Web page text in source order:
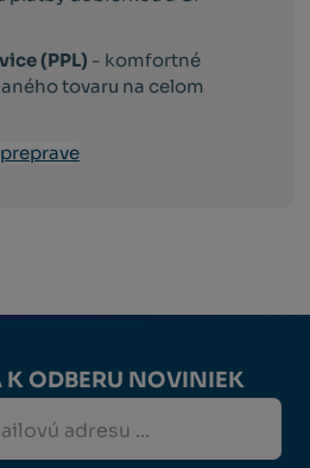
(PPL) - komfortné
tovaru na celom
K ODBERU NOVINIEK